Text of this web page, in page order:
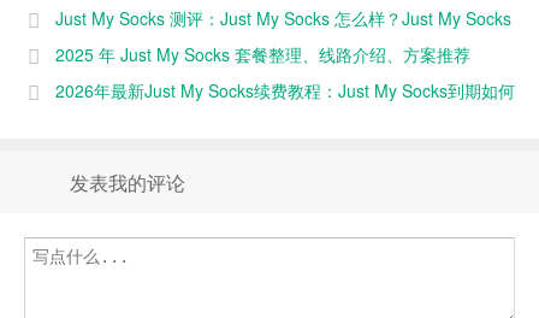
享！Just My Socks 测评：Just My Socks 怎么样？Just My Socks
速度快不快？（2025 年更新）
2025 年 Just My Socks 套餐整理、线路介绍、方案推荐
2026年最新Just My Socks续费教程：Just My Socks到期如何
发表我的评论